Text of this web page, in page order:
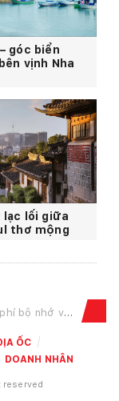
góc biển
vịnh Nha
lạc lối giữa
thơ mộng
Vietcombank
ỐC
DOANH NHÂN
reserved